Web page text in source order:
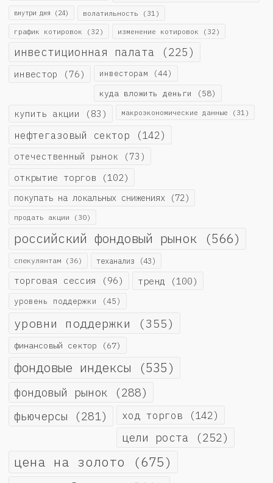
внутри дня (24) волатильность (31)
график котировок (32) изменение котировок (32)
инвестиционная палата (225)
инвестор (76) инвесторам (44)
куда вложить деньги (58)
купить акции (83) макроэкономические данные (31)
нефтегазовый сектор (142)
отечественный рынок (73)
открытие торгов (102)
покупать на локальных снижениях (72)
продать акции (30)
российский фондовый рынок (566)
спекулянтам (36) теханализ (43)
торговая сессия (96) тренд (100)
уровень поддержки (45)
уровни поддержки (355)
финансовый сектор (67)
фондовые индексы (535)
фондовый рынок (288)
фьючерсы (281) ход торгов (142)
цели роста (252)
цена на золото (675)